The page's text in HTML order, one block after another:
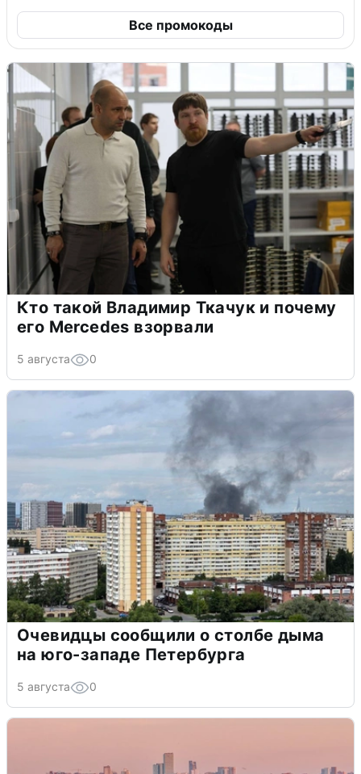
Все промокоды
Кто такой Владимир Ткачук и почему
его Mercedes взорвали
5 августа 0
Очевидцы сообщили о столбе дыма
на юго-западе Петербурга
5 августа 0